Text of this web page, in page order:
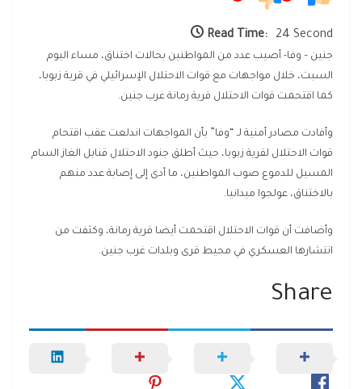
Read Time: 24 Second
جنين – وفا- أصيب عدد من المواطنين بحالات اختناق، مساء اليوم
السبت، خلال مواجهات مع قوات الاحتلال الإسرائيلي في قرية زبوبا،
كما اقتحمت قوات الاحتلال قرية رمانة غرب جنين.
وأفادت مصادر أمنية لـ “وفا” بأن المواجهات اندلعت عقب اقتحام
قوات الاحتلال لقرية زبوبا، حيث أطلق جنود الاحتلال قنابل الغاز السام
المسيل للدموع صوب المواطنين، ما أدى إلى إصابة عدد منهم
بالاختناق، عولجوا ميدانيا.
وأضافت أن قوات الاحتلال اقتحمت أيضا قرية رمانة، وكثفت من
انتشارها العسكري في محيط قرى وبلدات غرب جنين.
Share